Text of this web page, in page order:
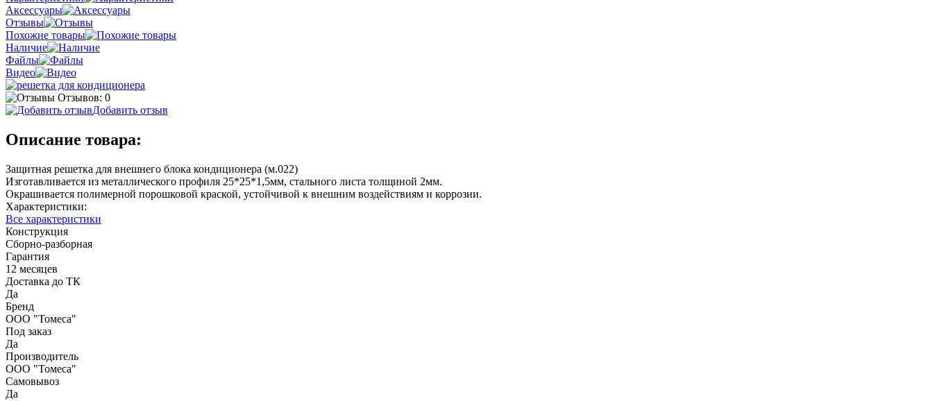
Аксессуары
Отзывы
Похожие товары
Наличие
Файлы
Видео
Отзывов: 0
Добавить отзыв
Описание товара:
Защитная решетка для внешнего блока кондиционера (м.022)
Изготавливается из металлического профиля 25*25*1,5мм, стального листа толщиной 2мм.
Окрашивается полимерной порошковой краской, устойчивой к внешним воздействиям и коррозии.
Характеристики:
Все характеристики
Конструкция
Сборно-разборная
Гарантия
12 месяцев
Доставка до ТК
Да
Бренд
ООО "Томеса"
Под заказ
Да
Производитель
ООО "Томеса"
Самовывоз
Да